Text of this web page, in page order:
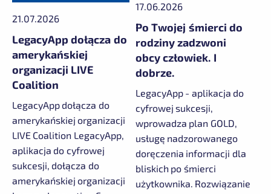
21.07.2026
LegacyApp dołącza do
amerykańskiej
organizacji LIVE
Coalition
LegacyApp dołącza do
amerykańskiej organizacji
LIVE Coalition LegacyApp,
aplikacja do cyfrowej
sukcesji, dołącza do
amerykańskiej organizacji
17.06.2026
Po Twojej śmierci do
rodziny zadzwoni
obcy człowiek. I
dobrze.
LegacyApp - aplikacja do
cyfrowej sukcesji,
wprowadza plan GOLD,
usługę nadzorowanego
doręczenia informacji dla
bliskich po śmierci
użytkownika. Rozwiązanie